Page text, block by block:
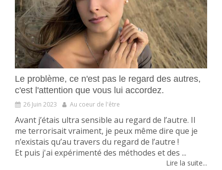
Le problème, ce n'est pas le regard des autres,
c'est l'attention que vous lui accordez.
26 Juin 2023 Au coeur de l'être
Avant j’étais ultra sensible au regard de l’autre. Il
me terrorisait vraiment, je peux même dire que je
n’existais qu’au travers du regard de l’autre !
Et puis j'ai expérimenté des méthodes et des ...
Lire la suite...